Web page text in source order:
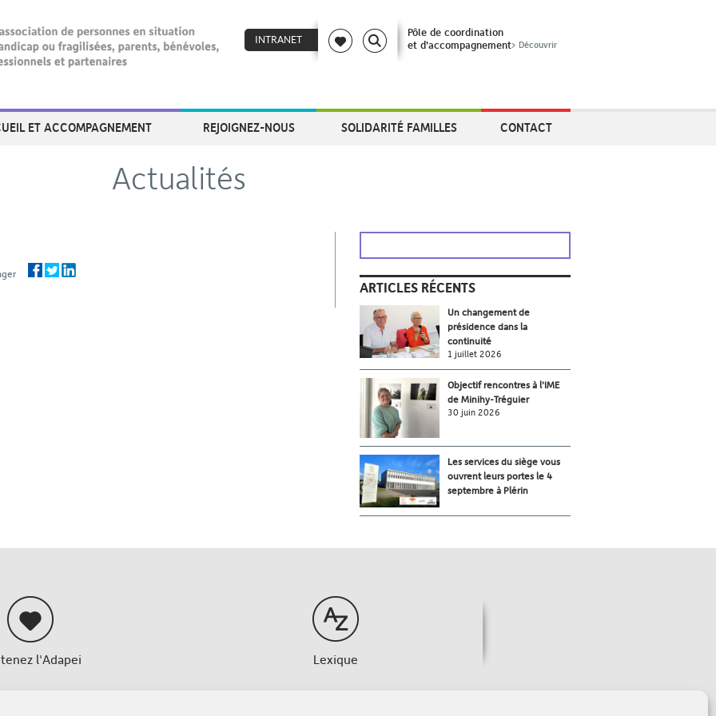
INTRANET
Pôle de coordination
et d’accompagnement> Découvrir
ET ACCOMPAGNEMENT REJOIGNEZ-NOUS SOLIDARITÉ FAMILLES CONTACT
Actualités
ARTICLES RÉCENTS
Un changement de
présidence dans la
continuité
1 juillet 2026
Objectif rencontres à l’IME
de Minihy-Tréguier
30 juin 2026
Les services du siège vous
ouvrent leurs portes le 4
septembre à Plérin
l'Adapei Lexique